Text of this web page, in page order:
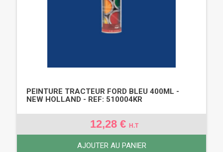
PEINTURE TRACTEUR FORD BLEU 400ML -
NEW HOLLAND - REF: 510004KR
12,28 € H.T
AJOUTER AU PANIER